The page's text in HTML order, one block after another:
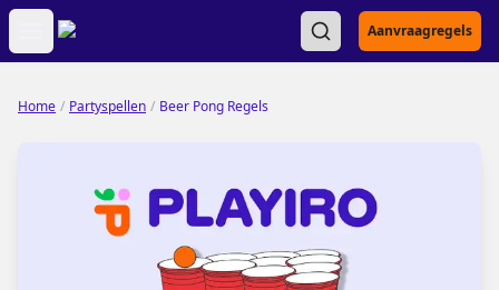
Open main menu Aanvraagregels
Home / Partyspellen / Beer Pong Regels